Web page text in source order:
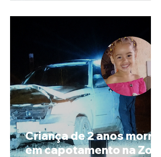
Criança de 2 anos morre
em capotamento na Zona